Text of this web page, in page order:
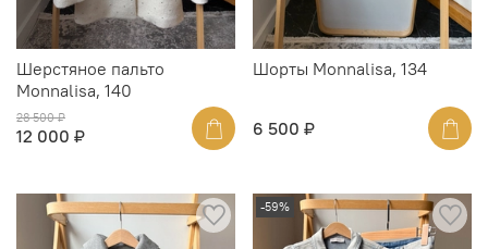
Шерстяное пальто
Monnalisa, 140
28 500 ₽
12 000 ₽
Шорты Monnalisa, 134
6 500 ₽
-59%